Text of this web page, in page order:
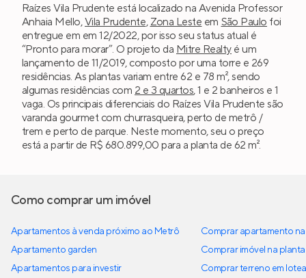
Raízes Vila Prudente está localizado na Avenida Professor
Anhaia Mello,Vila Prudente, Zona Leste em São Paulo foi
entregue em em 12/2022, por isso seu status atual é
“Pronto para morar”. O projeto da Mitre Realtyé um
lançamento de 11/2019, composto por uma torre e 269
residências. As plantas variam entre 62 e 78 m², sendo
algumas residências com 2 e 3 quartos, 1 e 2 banheiros e 1
vaga. Os principais diferenciais do Raízes Vila Prudente são
varanda gourmet com churrasqueira, perto de metrô /
trem e perto de parque. Neste momento, seu o preço
está a partir de R$ 680.899,00 para a planta de 62 m².
Como comprar um imóvel
Apartamentos à venda próximo ao Metrô
Apartamento garden
Apartamentos para investir
Comprar apartamento
Comprar imóvel na planta
Comprar terreno em